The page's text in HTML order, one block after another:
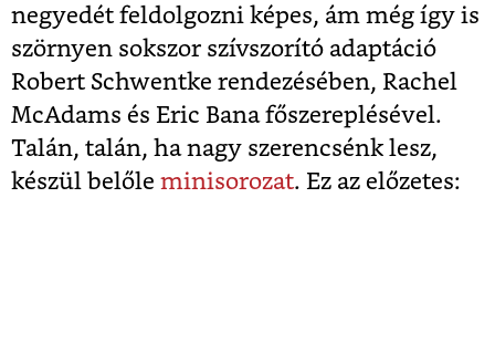
negyedét feldolgozni képes, ám még így is
szörnyen sokszor szívszorító adaptáció
Robert Schwentke rendezésében, Rachel
McAdams és Eric Bana főszereplésével.
Talán, talán, ha nagy szerencsénk lesz,
készül belőle minisorozat. Ez az előzetes: